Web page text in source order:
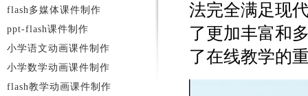
法完全满足现
了更加丰富和
了在线教学的
flash多媒体课件制作
ppt-flash课件制作
小学语文动画课件制作
小学数学动画课件制作
flash教学动画课件制作